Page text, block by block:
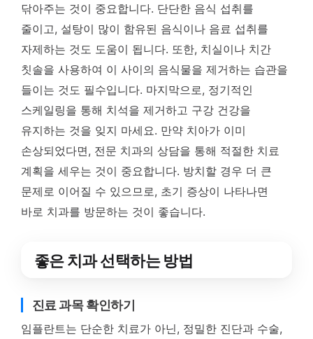
닦아주는 것이 중요합니다. 단단한 음식 섭취를
줄이고, 설탕이 많이 함유된 음식이나 음료 섭취를
자제하는 것도 도움이 됩니다. 또한, 치실이나 치간
칫솔을 사용하여 이 사이의 음식물을 제거하는 습관을
들이는 것도 필수입니다. 마지막으로, 정기적인
스케일링을 통해 치석을 제거하고 구강 건강을
유지하는 것을 잊지 마세요. 만약 치아가 이미
손상되었다면, 전문 치과의 상담을 통해 적절한 치료
계획을 세우는 것이 중요합니다. 방치할 경우 더 큰
문제로 이어질 수 있으므로, 초기 증상이 나타나면
바로 치과를 방문하는 것이 좋습니다.
좋은 치과 선택하는 방법
진료 과목 확인하기
임플란트는 단순한 치료가 아닌, 정밀한 진단과 수술,